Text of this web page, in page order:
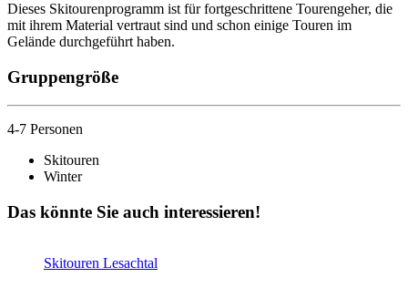
Dieses Skitourenprogramm ist für fortgeschrittene Tourengeher, die
mit ihrem Material vertraut sind und schon einige Touren im
Gelände durchgeführt haben.
Gruppengröße
4-7 Personen
Skitouren
Winter
Das könnte Sie auch interessieren!
Skitouren Lesachtal